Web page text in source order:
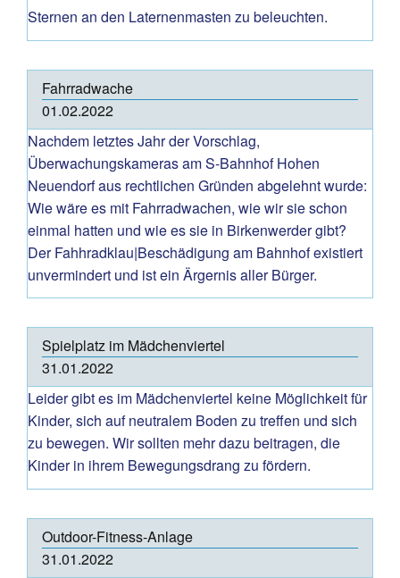
Sternen an den Laternenmasten zu beleuchten.
Fahrradwache
01.02.2022
Nachdem letztes Jahr der Vorschlag,
Überwachungskameras am S-Bahnhof Hohen
Neuendorf aus rechtlichen Gründen abgelehnt wurde:
Wie wäre es mit Fahrradwachen, wie wir sie schon
einmal hatten und wie es sie in Birkenwerder gibt?
Der Fahhradklau|Beschädigung am Bahnhof existiert
unvermindert und ist ein Ärgernis aller Bürger.
Spielplatz im Mädchenviertel
31.01.2022
Leider gibt es im Mädchenviertel keine Möglichkeit für
Kinder, sich auf neutralem Boden zu treffen und sich
zu bewegen. Wir sollten mehr dazu beitragen, die
Kinder in ihrem Bewegungsdrang zu fördern.
Outdoor-Fitness-Anlage
31.01.2022